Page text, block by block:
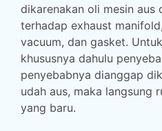
dikarenakan oli mesin aus
terhadap exhaust
vacuum, dan gasket.
khususnya dahulu
penyebabnya dianggap
udah aus, maka langsung
yang baru.